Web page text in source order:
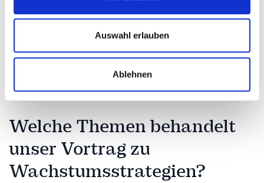
Auswahl erlauben
Ablehnen
dabei, Wettbewerbsfähigkeit zu sichern, Innovation
zu fördern und nachhaltige Entwicklung aktiv
voranzutreiben. Unsere Referenten vermitteln
inspirierende Perspektiven und praxisnahe Ansätze
für erfolgreiches Wachstum.
Welche Themen behandelt
unser Vortrag zu
Wachstumsstrategien?